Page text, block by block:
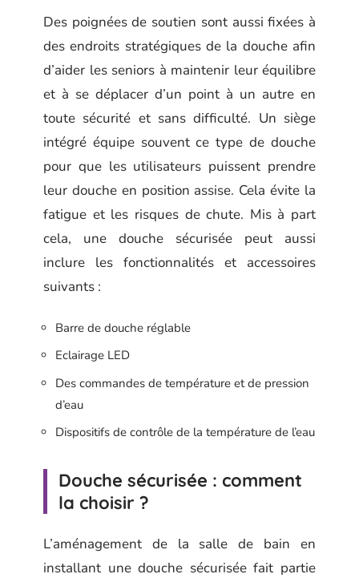
Des poignées de soutien sont aussi fixées à
des endroits stratégiques de la douche afin
d’aider les seniors à maintenir leur équilibre
et à se déplacer d’un point à un autre en
toute sécurité et sans difficulté. Un siège
intégré équipe souvent ce type de douche
pour que les utilisateurs puissent prendre
leur douche en position assise. Cela évite la
fatigue et les risques de chute. Mis à part
cela, une douche sécurisée peut aussi
inclure les fonctionnalités et accessoires
suivants :
Barre de douche réglable
Eclairage LED
Des commandes de température et de pression
d’eau
Dispositifs de contrôle de la température de l’eau
Douche sécurisée : comment
la choisir ?
L’aménagement de la salle de bain en
installant une douche sécurisée fait partie